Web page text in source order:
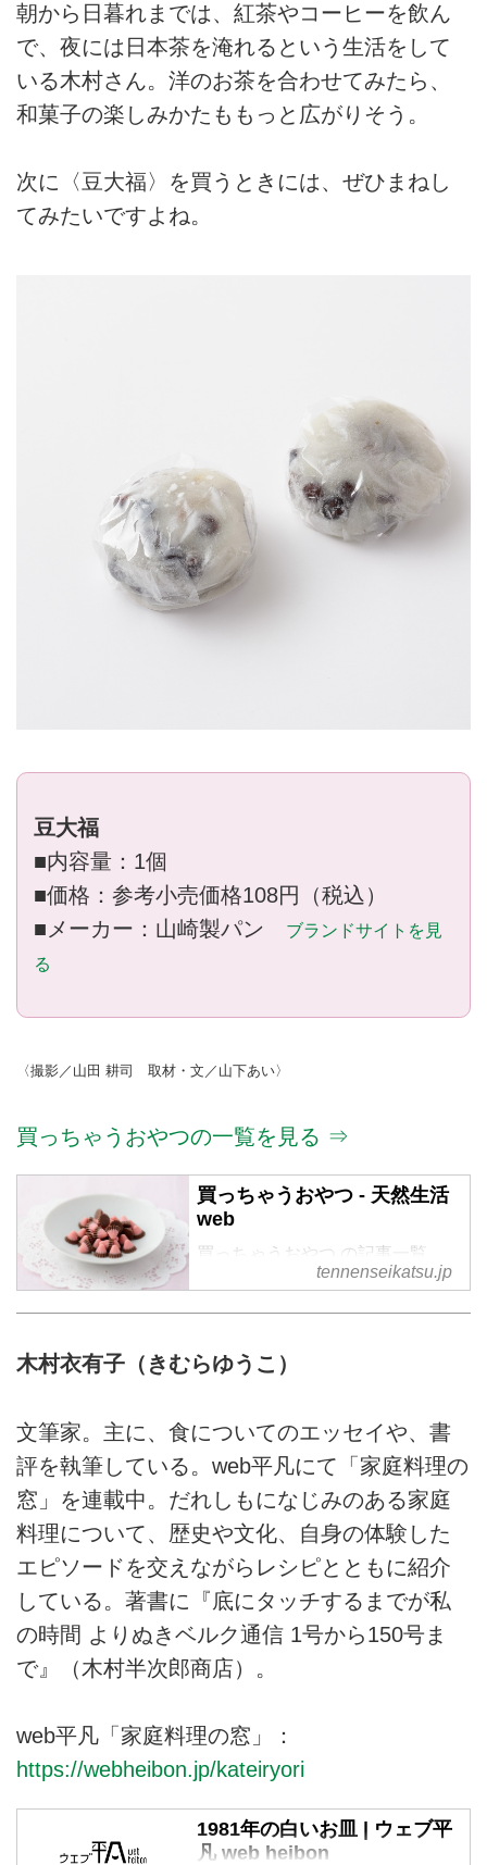
朝から日暮れまでは、紅茶やコーヒーを飲ん
で、夜には日本茶を淹れるという生活をして
いる木村さん。洋のお茶を合わせてみたら、
和菓子の楽しみかたももっと広がりそう。
次に〈豆大福〉を買うときには、ぜひまねし
てみたいですよね。
豆大福
■内容量：1個
■価格：参考小売価格108円（税込）
■メーカー：山崎製パン
ブランドサイトを見
る
〈撮影／山田 耕司 取材・文／山下あい〉
買っちゃうおやつの一覧を見る ⇒
買っちゃうおやつ - 天然生活
web
買っちゃうおやつ の記事一覧
tennenseikatsu.jp
木村衣有子（きむらゆうこ）
文筆家。主に、食についてのエッセイや、書
評を執筆している。web平凡にて「家庭料理の
窓」を連載中。だれしもになじみのある家庭
料理について、歴史や文化、自身の体験した
エピソードを交えながらレシピとともに紹介
している。著書に『底にタッチするまでが私
の時間 よりぬきベルク通信 1号から150号ま
で』（木村半次郎商店）。
web平凡「家庭料理の窓」：
https://webheibon.jp/kateiryori
1981年の白いお皿 | ウェブ平
凡 web heibon